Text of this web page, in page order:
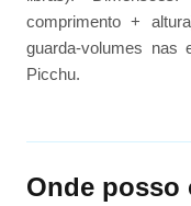
comprimento +
guarda-volumes nas
Picchu.
Onde posso